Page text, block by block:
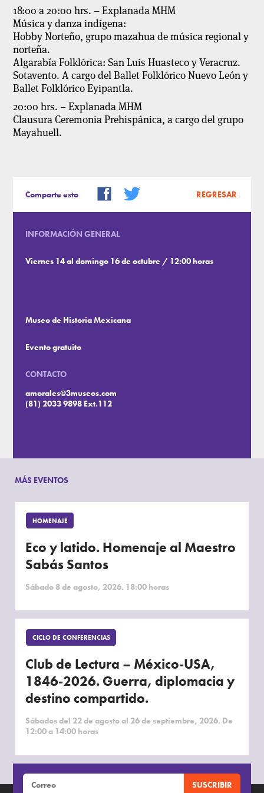
18:00 a 20:00 hrs. – Explanada MHM
Música y danza indígena:
Hobby Norteño, grupo mazahua de música regional y
norteña.
Algarabía Folklórica:San Luis Huasteco y Veracruz.
Sotavento. A cargo del Ballet Folklórico Nuevo León y
Ballet Folklórico Eyipantla.
20:00 hrs. – Explanada MHM
Clausura Ceremonia Prehispánica,a cargo del grupo
Mayahuell.
Comparte esto REGRESAR
INFORMACIÓN GENERAL
Viernes 14 al domingo 16 de octubre / 12:00 horas
Museo de Historia Mexicana
Evento gratuito
CONTACTO
amorales@3museos.com
(81) 2033 9898 Ext.112
MÁS EVENTOS
HOMENAJE
Eco y latido. Homenaje al Maestro
Sabás Santos
Sábado 8 de agosto, 2026. 18:00 horas
CICLO DE CONFERENCIAS
Club de Lectura – México-USA,
1846-2026. Guerra, diplomacia y
destino compartido.
Sábados del 22 de agosto al 26 de septiembre, 2026. De
12:00 a 14:00 horas